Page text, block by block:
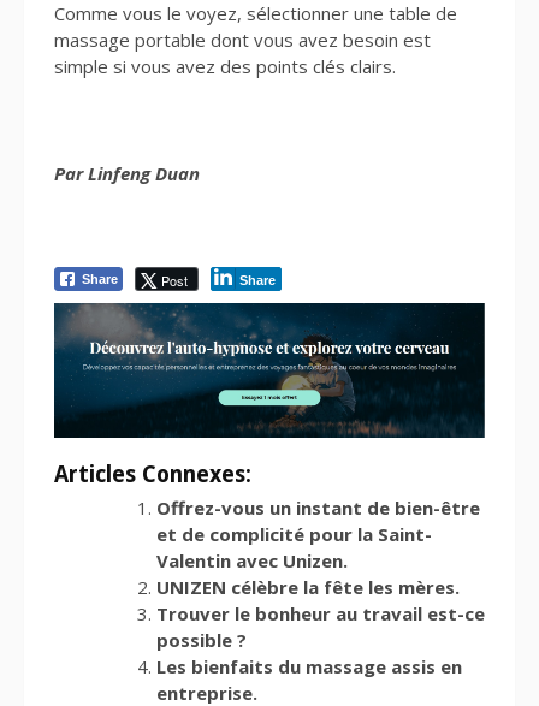
Comme vous le voyez, sélectionner une table de
massage portable dont vous avez besoin est
simple si vous avez des points clés clairs.
Par Linfeng Duan
Share Post Share
Articles Connexes:
Offrez-vous un instant de bien-être
et de complicité pour la Saint-
Valentin avec Unizen.
UNIZEN célèbre la fête les mères.
Trouver le bonheur au travail est-ce
possible ?
Les bienfaits du massage assis en
entreprise.